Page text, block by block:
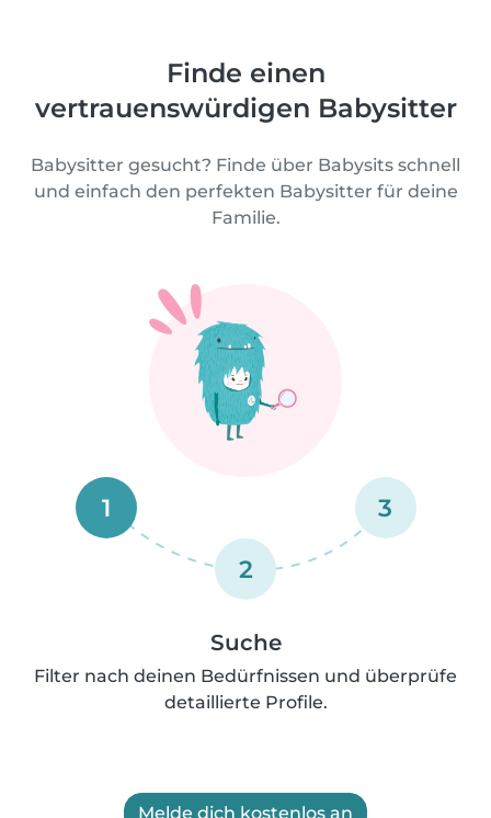
Finde einen
vertrauenswürdigen Babysitter
Babysitter gesucht? Finde über Babysits schnell
und einfach den perfekten Babysitter für deine
Familie.
1
2
3
Suche
Filter nach deinen Bedürfnissen und überprüfe
detaillierte Profile.
Melde dich kostenlos an